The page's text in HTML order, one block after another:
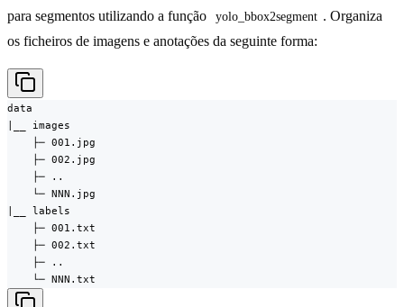
para segmentos utilizando a função
yolo_bbox2segment . Organiza
os ficheiros de imagens e anotações da seguinte forma:
data
|__ images
    ├─ 001.jpg
    ├─ 002.jpg
    ├─ ..
    └─ NNN.jpg
|__ labels
    ├─ 001.txt
    ├─ 002.txt
    ├─ ..
    └─ NNN.txt